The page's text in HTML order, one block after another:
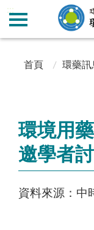
:::
:::
首頁 環藥訊
環境用
邀學者
資料來源：中